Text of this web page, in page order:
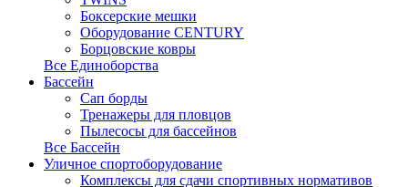
Боксерские мешки
Оборудование CENTURY
Борцовские ковры
Все Единоборства
Бассейн
Сап борды
Тренажеры для пловцов
Пылесосы для бассейнов
Все Бассейн
Уличное спортоборудование
Комплексы для сдачи спортивных нормативов